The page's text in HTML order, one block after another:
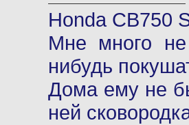
Honda CB750
Мне много
нибудь
Дома ему не
ней